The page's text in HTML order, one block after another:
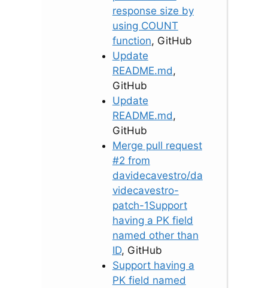
response size by
using COUNT
function, GitHub
Update
README.md,
GitHub
Update
README.md,
GitHub
Merge pull request
#2 from
davidecavestro/da
videcavestro-
patch-1Support
having a PK field
named other than
ID, GitHub
Support having a
PK field named